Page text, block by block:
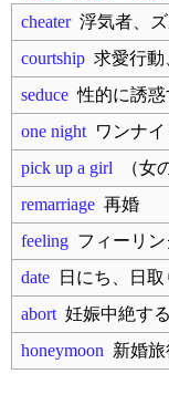
cheater浮気者、ズ
courtship 求愛行動
seduce 性的に誘惑
one night ワンナイ
pick up a girl （女
remarriage 再婚
feeling フィーリ
date 日にち、日
abort 妊娠中絶す
honeymoon 新婚